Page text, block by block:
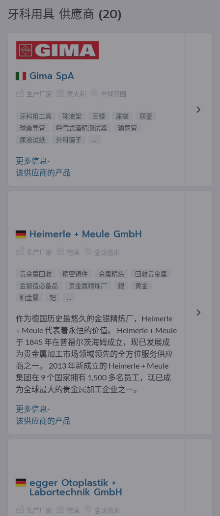
牙科用具 供應商 (20)
Gima SpA
生产厂家 意大利 全球范围
牙科用工具 输液架 耳镜 尿袋
尿壶
球囊导管
呼气式酒精测试器
输尿管
尿液试纸
外科镊子 ...
更多信息-
该供应商的产品
Heimerle + Meule GmbH
生产厂家 德国 全球范围
贵金属回收 精密铸件 金属精炼
回收贵金属
金锻造必备品
贵金属精炼厂 銀
黄金
鉑金屬
钯 ...
作为德国历史最悠久的金银精炼厂，Heimerle
+ Meule 代表着永恒的价值。 Heimerle + Meule
于 1845 年在普福尔茨海姆成立，现已发展成
为贵金属加工市场领域领先的全方位服务供应
商之一。 2013 年新成立的 Heimerle + Meule
集团在 9 个国家拥有 1,500 多名员工，现已成
为全球最大的贵金属加工企业之一。
更多信息-
该供应商的产品
egger Otoplastik +
Labortechnik GmbH
生产厂家 德国 全球范围